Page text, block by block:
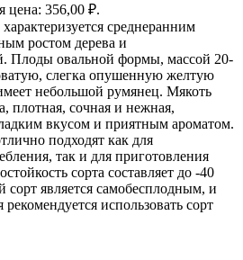
цена: 356,00 ₽.
среднеранним
ростом дерева и
Плоды овальной формы, массой 20-
слегка опушенную желтую
небольшой румянец. Мякоть
плотная, сочная и нежная,
вкусом и приятным ароматом.
подходят как для
так и для приготовления
сорта составляет до -40
сорт является самобесплодным, и
использовать сорт